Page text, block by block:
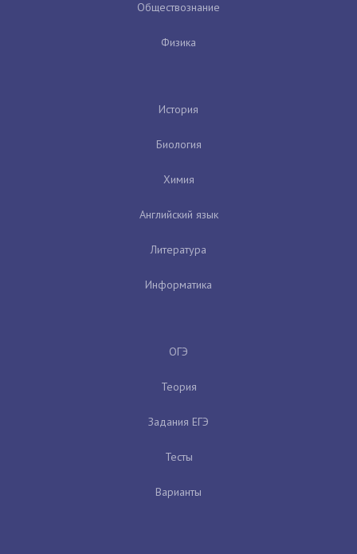
Обществознание
Физика
История
Биология
Химия
Английский язык
Литература
Информатика
ОГЭ
Теория
Задания ЕГЭ
Тесты
Варианты